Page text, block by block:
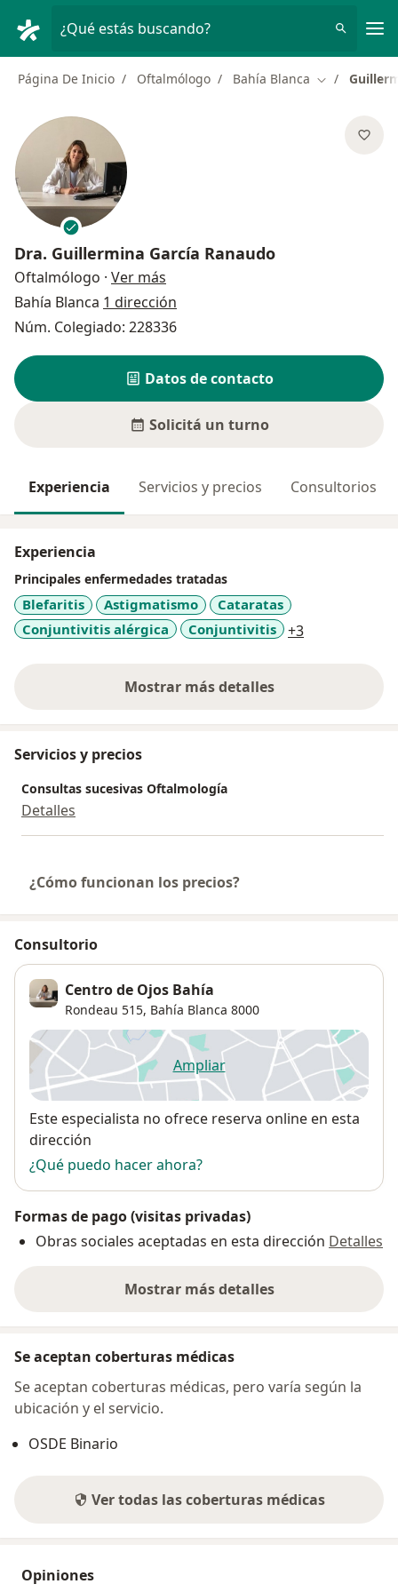
¿Qué estás buscando?
Página De Inicio Oftalmólogo Bahía Blanca Cambiar de
Dra. Guillermina García Ranaudo
Oftalmólogo · Ver más
Bahía Blanca 1 dirección
Núm. Colegiado: 228336
Datos de contacto
Solicitá un turno
Experiencia Servicios y precios Consultorios
Experiencia
Principales enfermedades tratadas
Blefaritis Astigmatismo
Cataratas
Conjuntivitis alérgica
Conjuntivitis +3
Mostrar más detalles
sobre la experiencia
Servicios y precios
Consultas sucesivas Oftalmología
Detalles
¿Cómo funcionan los precios?
Consultorio
Centro de Ojos Bahía
Rondeau 515, Bahía Blanca 8000
Ampliarse abre en una nueva
Disponibilidad
Este especialista no ofrece reserva online en esta
dirección
¿Qué puedo hacer ahora?
Formas de pago (visitas privadas)
Obras sociales aceptadas en esta dirección Detalles
Mostrar más detalles
sobre la dirección
Se aceptan coberturas médicas
Se aceptan coberturas médicas, pero varía según la
ubicación y el servicio.
OSDE Binario
Ver todas las coberturas médicas
Opiniones